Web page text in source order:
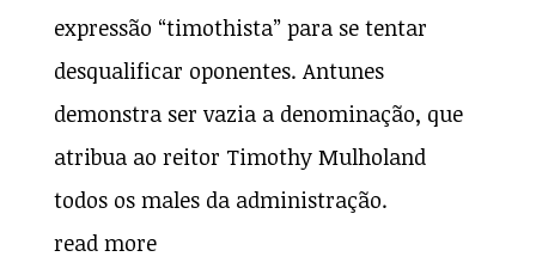
expressão “timothista” para se tentar
desqualificar oponentes. Antunes
demonstra ser vazia a denominação, que
atribua ao reitor Timothy Mulholand
todos os males da administração.
read more